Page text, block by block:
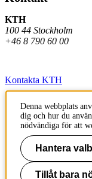
KTH
100 44 Stockholm
+46 8 790 60 00
Kontakta KTH
Jobba på KTH
Press och media
Faktura och betalning
Om KTH:s
Denna webbplats
dig och hur du
nödvändiga för att
Hantera
Tillåt bara